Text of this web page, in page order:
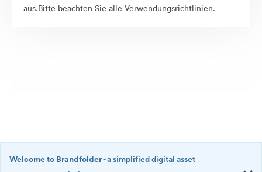
aus.Bitte beachten Sie alle Verwendungsrichtlinien.
Welcome to Brandfolder- a simplified digital asset